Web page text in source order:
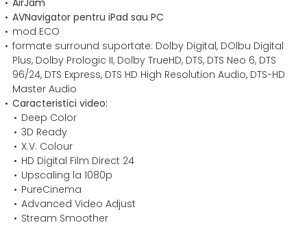
AirJam
AVNavigator pentru iPad sau PC
mod ECO
formate surround suportate: Dolby Digital, DOlbu Digital
Plus, Dolby Prologic II, Dolby TrueHD, DTS, DTS Neo 6, DTS
96/24, DTS Express, DTS HD High Resolution Audio, DTS-HD
Master Audio
Caracteristici video:
Deep Color
3D Ready
X.V. Colour
HD Digital Film Direct 24
Upscaling la 1080p
PureCinema
Advanced Video Adjust
Stream Smoother